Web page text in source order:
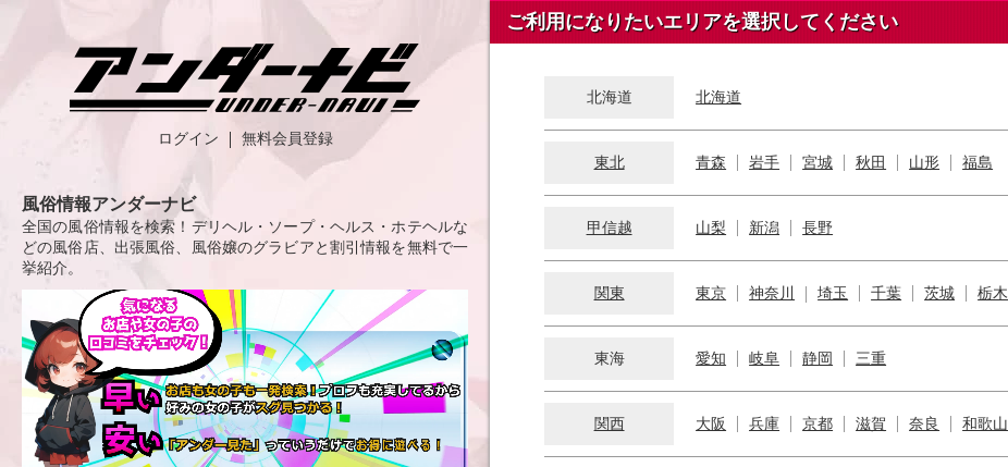
ログイン 無料会員登録
風俗情報アンダーナビ
全国の風俗情報を検索！デリヘル・ソープ・ヘルス・ホテヘルな
どの風俗店、出張風俗、風俗嬢のグラビアと割引情報を無料で一
挙紹介。
ご利用になりたいエリアを選択してください
北海道 北海道
東北 青森 岩手 宮城 秋田 山形 福島
甲信越 山梨 新潟 長野
関東 東京 神奈川 埼玉 千葉 茨城 栃木
東海 愛知 岐阜 静岡 三重
関西 大阪 兵庫 京都 滋賀 奈良 和歌山